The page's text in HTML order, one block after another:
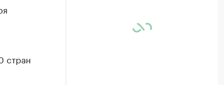
стран